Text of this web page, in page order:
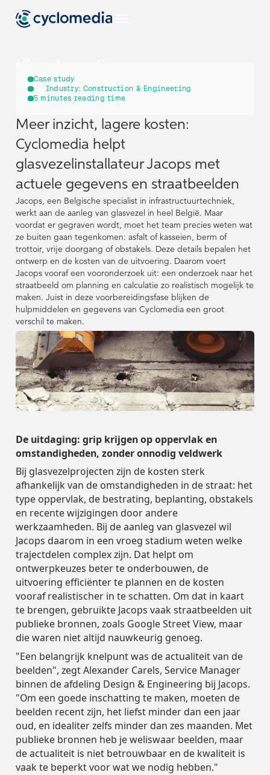
Resources
Bekijk alle bronnen
Case Studies
Webinars & Video's
Nieuws & Blog
Event Agenda
Street Smart
Over Cyclomedia
Bekijk onze
bedrijfsinformatie
Over Ons
Carrières
Rijschema
Partners
Duurzaamheid
Leiderschapsteam
Contact
US
NL
DE
FR
PL
Login
Demo aanvragen
Bekijk alle branches
Bouw & Techniek
Overheid
Verzekeringen
Infrastructuur
Nutsbedrijven &
Energie
Telecommunicatie
Use Cases
Bekijk alle use-
Asset Management
Bestrating &
Oppervlak
Smart City
Veiligheid Voor
Verkeersveiligheid
Producten &
Technologieën
Bekijk al onze
producten &
technologieën
Captured Data
Assets
Street Smart
Integrations & APIs
Case study
Industry: Construction & Engineering
5 minutes reading time
Meer inzicht, lagere kosten:
Cyclomedia helpt
glasvezelinstallateur Jacops met
actuele gegevens en straatbeelden
Jacops, een Belgische specialist in infrastructuurtechniek,
werkt aan de aanleg van glasvezel in heel België. Maar
voordat er gegraven wordt, moet het team precies weten wat
ze buiten gaan tegenkomen: asfalt of kasseien, berm of
trottoir, vrije doorgang of obstakels. Deze details bepalen het
ontwerp en de kosten van de uitvoering. Daarom voert
Jacops vooraf een vooronderzoek uit: een onderzoek naar het
straatbeeld om planning en calculatie zo realistisch mogelijk te
maken. Juist in deze voorbereidingsfase blijken de
hulpmiddelen en gegevens van Cyclomedia een groot
verschil te maken.
De uitdaging: grip krijgen op oppervlak en
omstandigheden, zonder onnodig veldwerk
Bij glasvezelprojecten zijn de kosten sterk
afhankelijk van de omstandigheden in de straat: het
type oppervlak, de bestrating, beplanting, obstakels
en recente wijzigingen door andere
werkzaamheden. Bij de aanleg van glasvezel wil
Jacops daarom in een vroeg stadium weten welke
trajectdelen complex zijn. Dat helpt om
ontwerpkeuzes beter te onderbouwen, de
uitvoering efficiënter te plannen en de kosten
vooraf realistischer in te schatten. Om dat in kaart
te brengen, gebruikte Jacops vaak straatbeelden uit
publieke bronnen, zoals Google Street View, maar
die waren niet altijd nauwkeurig genoeg.
"Een belangrijk knelpunt was de actualiteit van de
beelden", zegt Alexander Carels, Service Manager
binnen de afdeling Design & Engineering bij Jacops.
"Om een goede inschatting te maken, moeten de
beelden recent zijn, het liefst minder dan een jaar
oud, en idealiter zelfs minder dan zes maanden. Met
publieke bronnen heb je weliswaar beelden, maar
de actualiteit is niet betrouwbaar en de kwaliteit is
vaak te beperkt voor wat we nodig hebben."
Resources
Bekijk alle bronnen
Case Studies
Webinars & Video's
Nieuws & Blog
Event Agenda
Street Smart
Over Cyclomedia
Bekijk onze
bedrijfsinformatie
Over Ons
Carrières
Rijschema
Partners
Duurzaamheid
Leiderschapsteam
Contact
NL
EU
US
NL
DE
FR
PL
Login
Demo aanvragen
Sectoren
Bekijk alle branches
Bouw & Techniek
Overheid
Verzekeringen
Infrastructuur
Nutsbedrijven &
Telecommunicatie
Use Cases
Bekijk alle use-
cases
Asset Management
Bestrating &
Oppervlak
Smart City
Tax Assessment
Veiligheid Voor
Voetgangers
Verkeersveiligheid
Producten &
Technologieën
Bekijk al onze
producten &
technologieën
Captured Data
Assets
Integrations & APIs
Resources
Bekijk alle bronnen
Case Studies
Webinars & Video's
Nieuws & Blog
Event Agenda
Street Smart
Over Cyclomedia
Bekijk onze
bedrijfsinformatie
Over Ons
Carrières
Rijschema
Partners
Duurzaamheid
Leiderschapsteam
Contact
NL
EU
US
NL
DE
FR
PL
Login
Demo aanvragen
Sectoren
Bekijk alle branches
Bouw & Techniek
Overheid
Verzekeringen
Infrastructuur
Nutsbedrijven &
Telecommunicatie
Use Cases
Bekijk alle use-
cases
Asset Management
Bestrating &
Oppervlak
Smart City
Tax Assessment
Veiligheid Voor
Voetgangers
Verkeersveiligheid
Producten &
Technologieën
Bekijk al onze
producten &
technologieën
Captured Data
Assets
Integrations & APIs